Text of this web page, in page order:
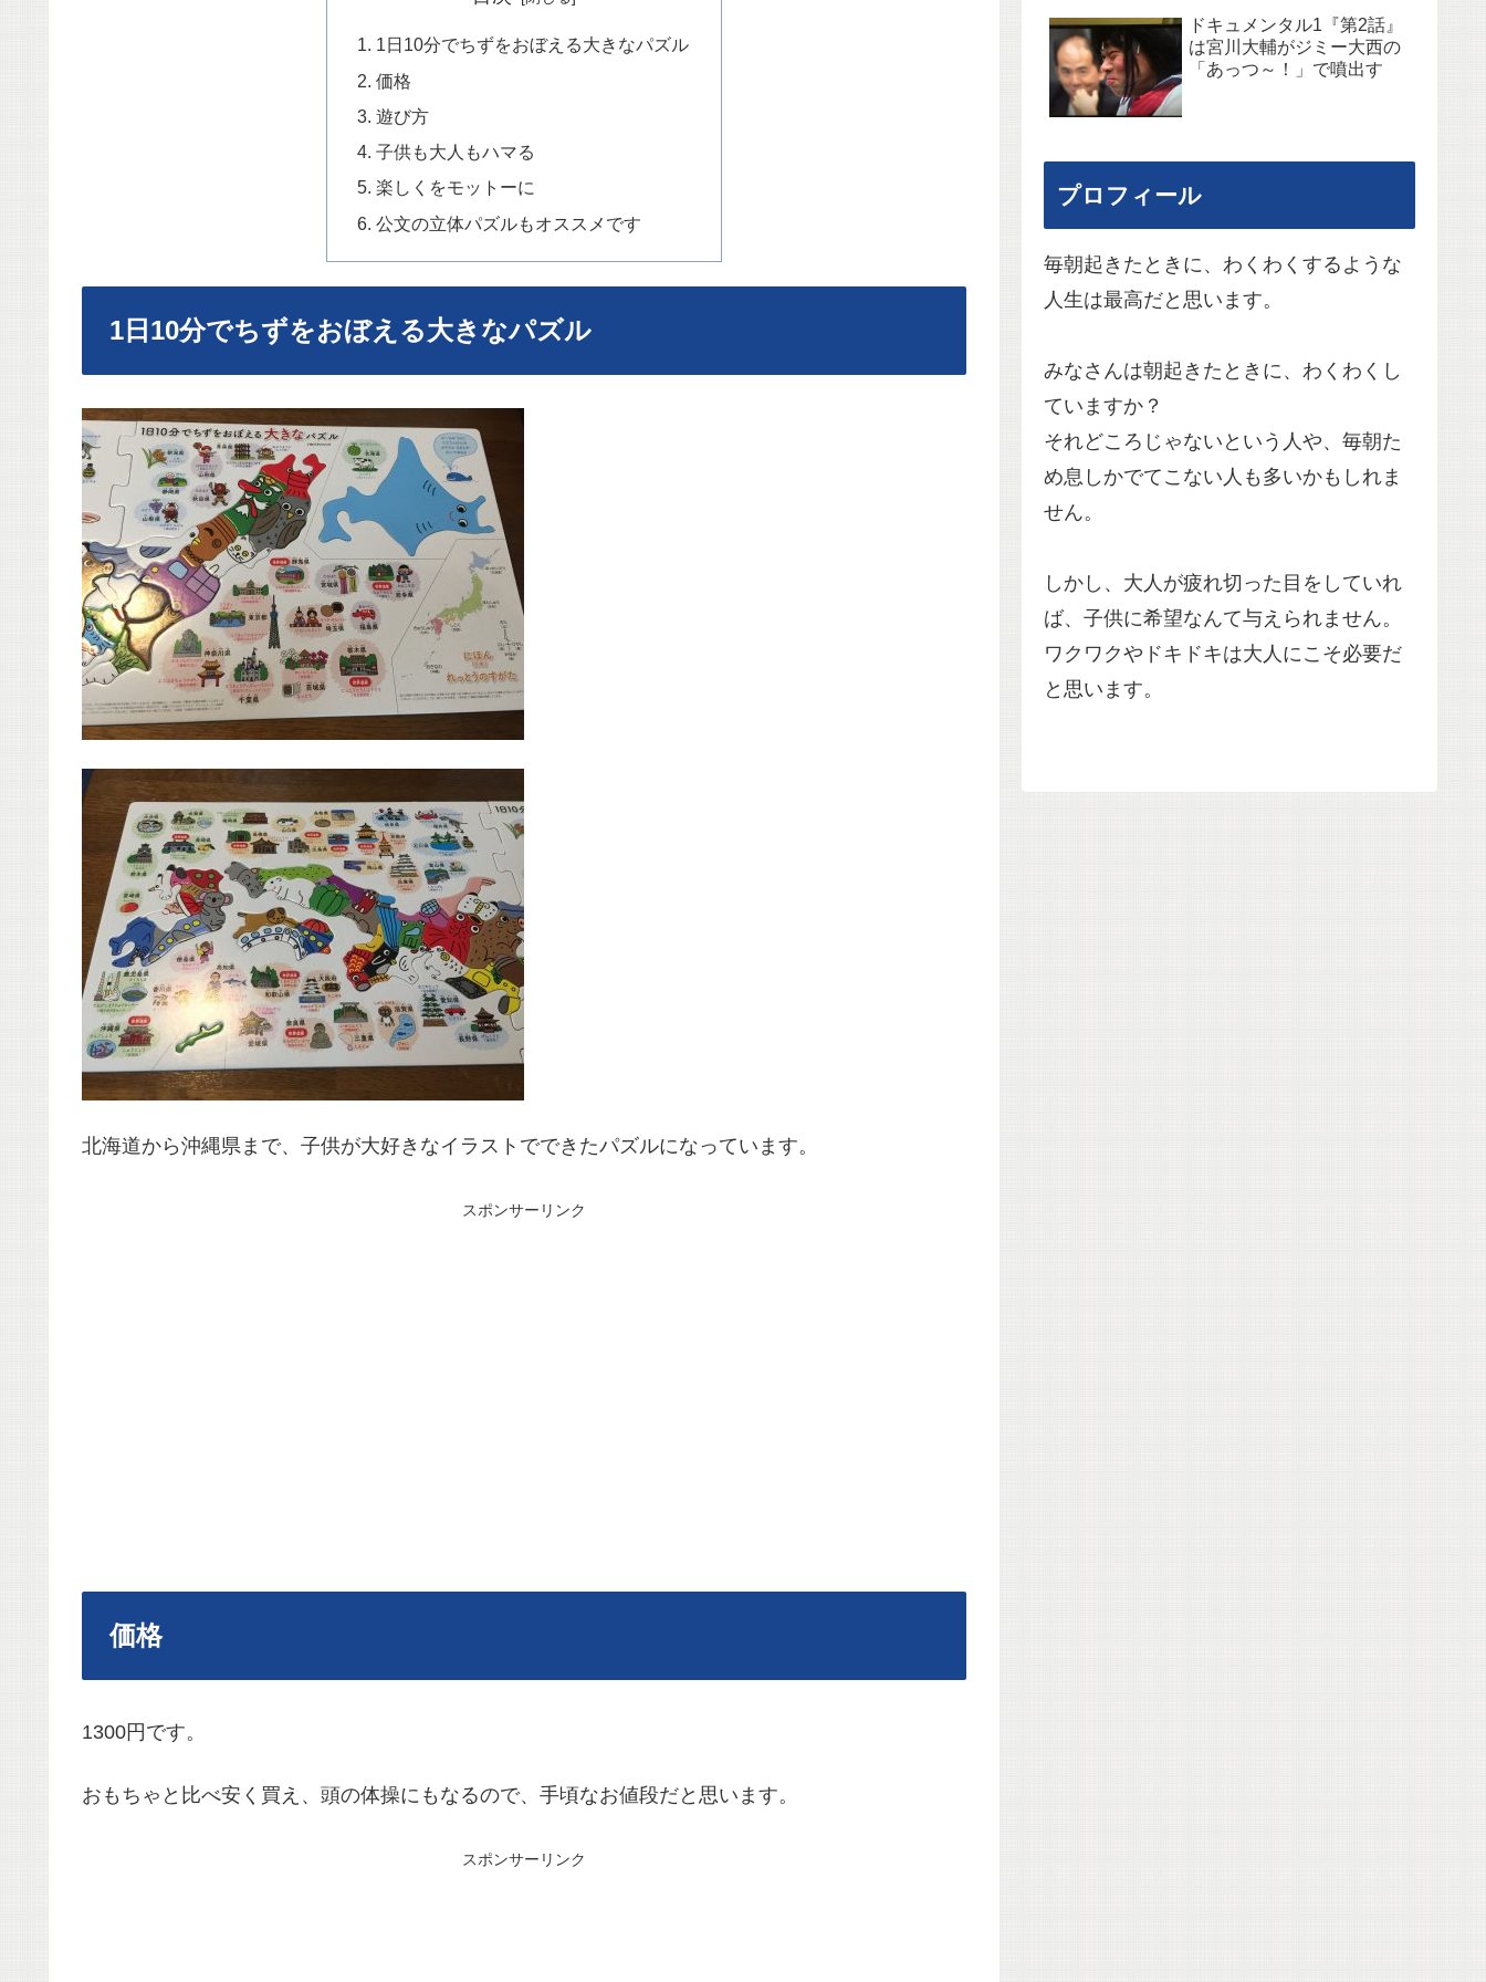
1日10分でちずをおぼえる大きなパズル
価格
遊び方
子供も大人もハマる
楽しくをモットーに
公文の立体パズルもオススメです
1日10分でちずをおぼえる大きなパズル
北海道から沖縄県まで、子供が大好きなイラストでできたパズルになっています。
スポンサーリンク
価格
1300円です。
おもちゃと比べ安く買え、頭の体操にもなるので、手頃なお値段だと思います。
スポンサーリンク
ドキュメンタル1『第2話』
は宮川大輔がジミー大西の
「あっつ～！」で噴出す
プロフィール
毎朝起きたときに、わくわくするような
人生は最高だと思います。
みなさんは朝起きたときに、わくわくし
ていますか？
それどころじゃないという人や、毎朝た
め息しかでてこない人も多いかもしれま
せん。
しかし、大人が疲れ切った目をしていれ
ば、子供に希望なんて与えられません。
ワクワクやドキドキは大人にこそ必要だ
と思います。